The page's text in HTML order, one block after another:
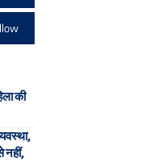
की
नहीं,